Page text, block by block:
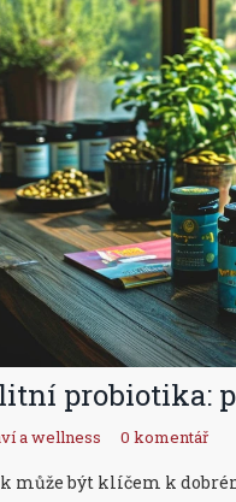
probiotika:
a wellness 0 komentář
může být klíčem k